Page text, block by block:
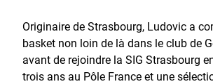
Originaire de Strasbourg, Ludovic a
basket non loin de là dans le club de
avant de rejoindre la SIG Strasbourg
trois ans au Pôle France et une